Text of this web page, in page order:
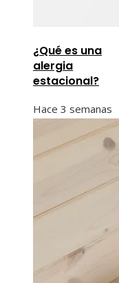
¿Qué es una
alergia
estacional?
Hace 3 semanas